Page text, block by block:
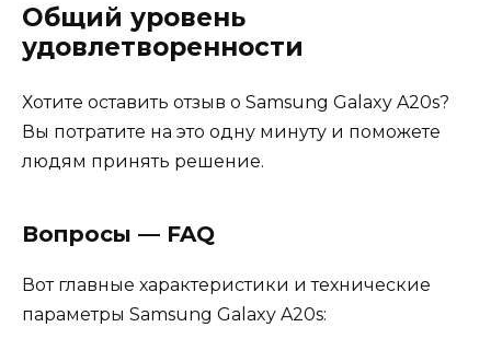
Общий уровень
удовлетворенности
Хотите оставить отзыв о Samsung Galaxy A20s?
Вы потратите на это одну минуту и поможете
людям принять решение.
Вопросы — FAQ
Вот главные характеристики и технические
параметры Samsung Galaxy A20s: